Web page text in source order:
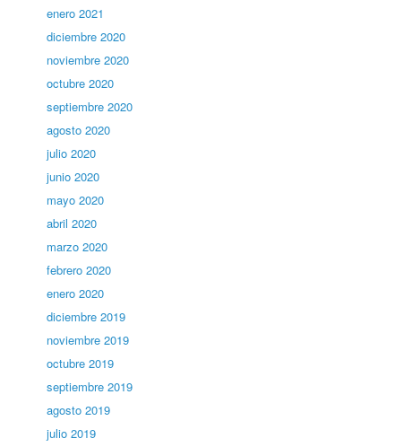
enero 2021
diciembre 2020
noviembre 2020
octubre 2020
septiembre 2020
agosto 2020
julio 2020
junio 2020
mayo 2020
abril 2020
marzo 2020
febrero 2020
enero 2020
diciembre 2019
noviembre 2019
octubre 2019
septiembre 2019
agosto 2019
julio 2019